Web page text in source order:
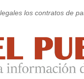
los contratos de